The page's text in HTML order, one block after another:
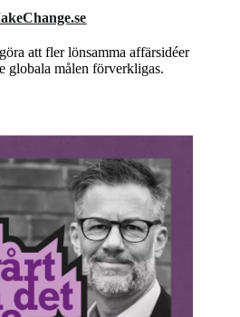
att fler lönsamma affärsidéer
globala målen förverkligas.